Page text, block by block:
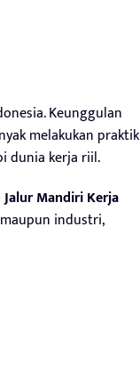
Keunggulan
melakukan praktik
dunia kerja riil.
Jalur Mandiri Kerja
industri,